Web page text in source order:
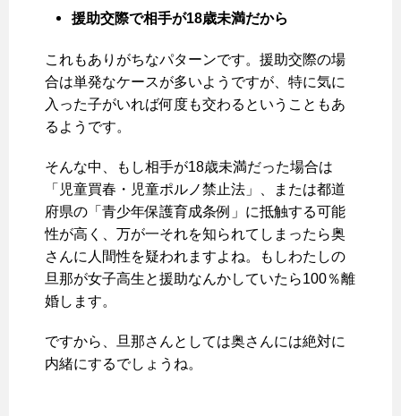
援助交際で相手が18歳未満だから
これもありがちなパターンです。援助交際の場
合は単発なケースが多いようですが、特に気に
入った子がいれば何度も交わるということもあ
るようです。
そんな中、もし相手が18歳未満だった場合は
「児童買春・児童ポルノ禁止法」、または都道
府県の「青少年保護育成条例」に抵触する可能
性が高く、万が一それを知られてしまったら奥
さんに人間性を疑われますよね。もしわたしの
旦那が女子高生と援助なんかしていたら100％離
婚します。
ですから、旦那さんとしては奥さんには絶対に
内緒にするでしょうね。